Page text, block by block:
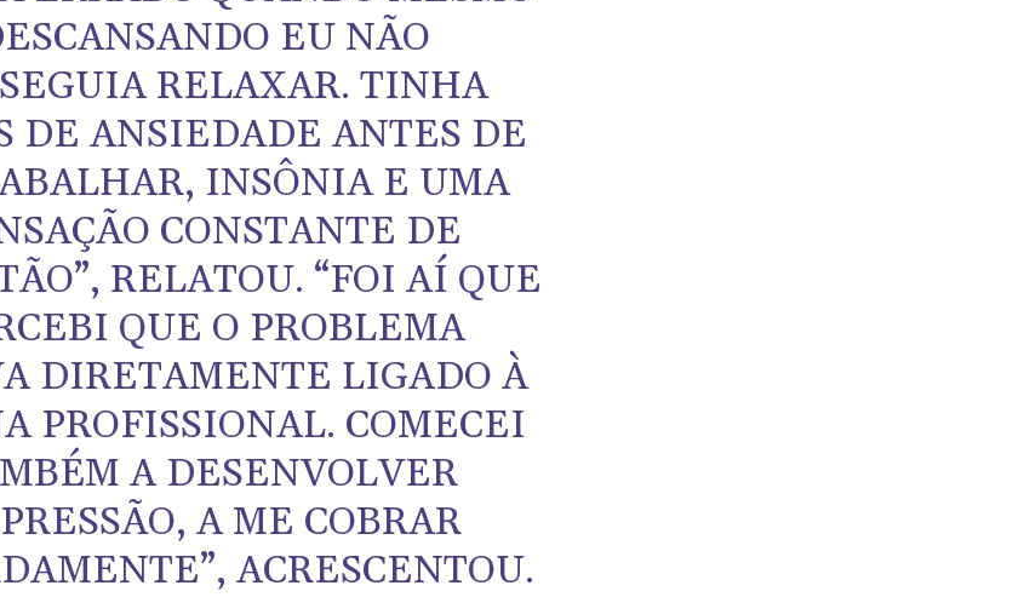
EU NÃO
RELAXAR. TINHA
DE ANSIEDADE ANTES DE
INSÔNIA E UMA
CONSTANTE DE
RELATOU. “FOI AÍ QUE
QUE O PROBLEMA
DIRETAMENTE LIGADO À
PROFISSIONAL. COMECEI
A DESENVOLVER
A ME COBRAR
ACRESCENTOU.